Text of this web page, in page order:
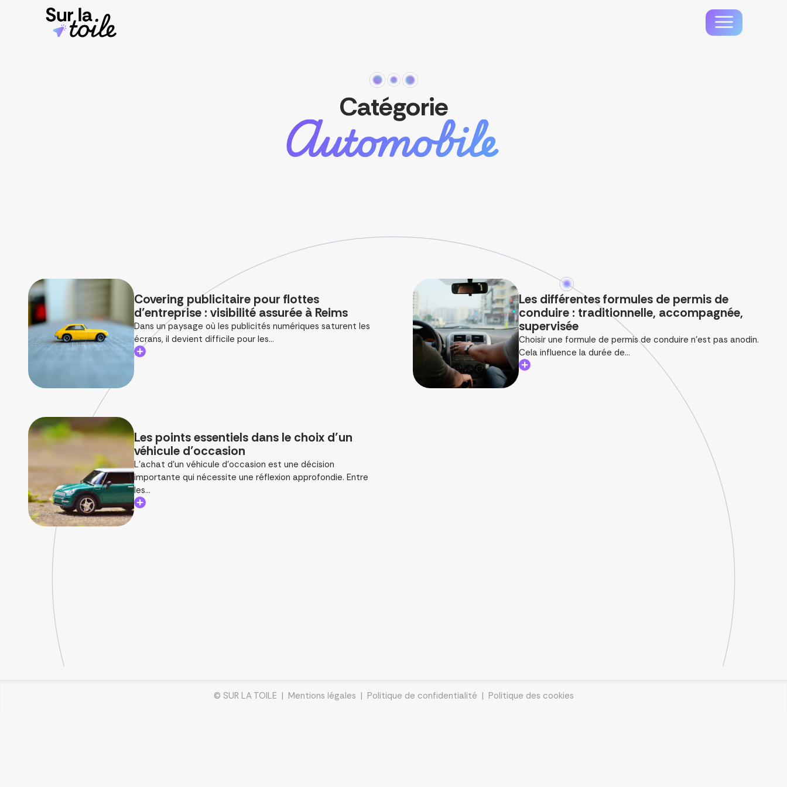
Catégorie
Automobile
Covering publicitaire pour flottes
d’entreprise : visibilité assurée à Reims
Dans un paysage où les publicités numériques saturent les
écrans, il devient difficile pour les...
Les différentes formules de permis de
conduire : traditionnelle, accompagnée,
supervisée
Choisir une formule de permis de conduire n’est pas anodin.
Cela influence la durée de...
Les points essentiels dans le choix d’un
véhicule d’occasion
L'achat d'un véhicule d'occasion est une décision
importante qui nécessite une réflexion approfondie. Entre
les...
© SUR LA TOILE | Mentions légales | Politique de confidentialité | Politique des cookies